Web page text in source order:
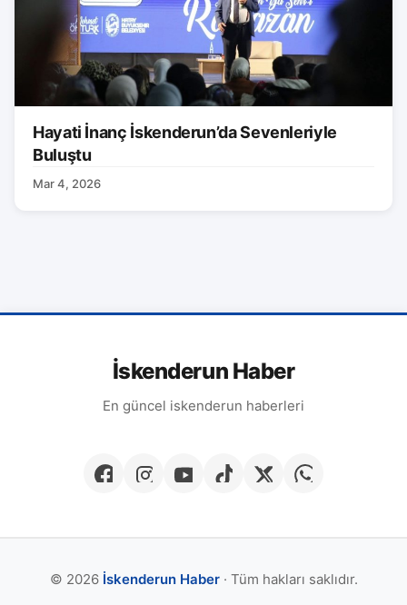
Hayati İnanç İskenderun’da Sevenleriyle
Buluştu
Mar 4, 2026
İskenderun Haber
En güncel iskenderun haberleri
© 2026 İskenderun Haber· Tüm hakları saklıdır.